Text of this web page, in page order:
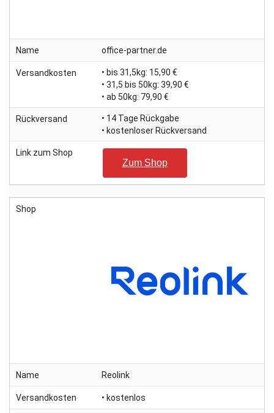
Name office-partner.de
Versandkosten
• bis 31,5kg: 15,90 €
• 31,5 bis 50kg: 39,90 €
• ab 50kg: 79,90 €
Rückversand
• 14 Tage Rückgabe
• kostenloser Rückversand
Link zum Shop
Zum Shop
Shop
Name Reolink
Versandkosten • kostenlos